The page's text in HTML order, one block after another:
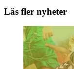
Läs fler nyheter